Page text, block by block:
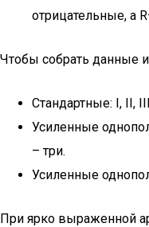
отрицательные, а
Чтобы собрать данные
Стандартные: I, II,
Усиленные
– три.
Усиленные
При ярко выраженной